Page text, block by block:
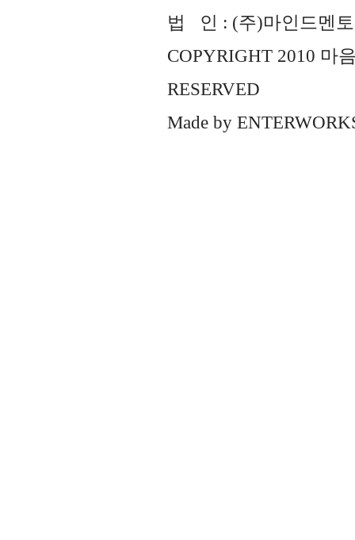
법 인 : (주)마인드멘토
COPYRIGHT 2010 마
RESERVED
Made by